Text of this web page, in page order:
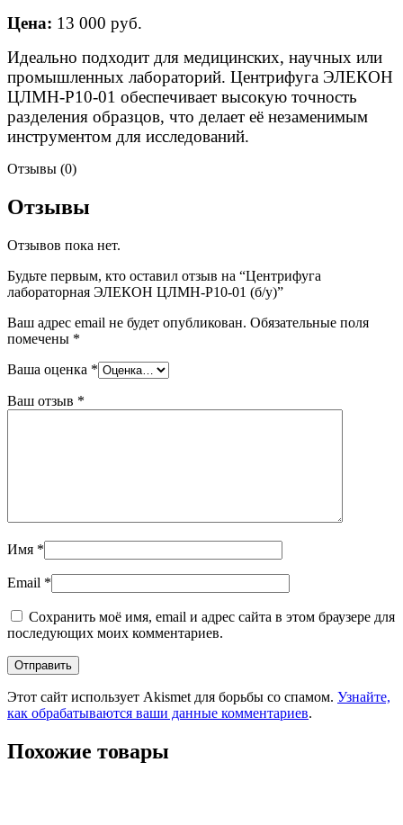
Цена: 13 000 руб.
Идеально подходит для медицинских, научных или
промышленных лабораторий. Центрифуга ЭЛЕКОН
ЦЛМН-Р10-01 обеспечивает высокую точность
разделения образцов, что делает её незаменимым
инструментом для исследований.
Отзывы (0)
Отзывы
Отзывов пока нет.
Будьте первым, кто оставил отзыв на “Центрифуга
лабораторная ЭЛЕКОН ЦЛМН-Р10-01 (б/у)”
Ваш адрес email не будет опубликован. Обязательные поля
помечены *
Ваша оценка *
Ваш отзыв *
Имя *
Email *
Сохранить моё имя, email и адрес сайта в этом браузере для
последующих моих комментариев.
Этот сайт использует Akismet для борьбы со спамом. Узнайте,
как обрабатываются ваши данные комментариев.
Похожие товары